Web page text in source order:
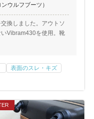
ウルフブーツ）
換しました。アウトソ
Vibram430を使用。靴
表面のスレ・キズ